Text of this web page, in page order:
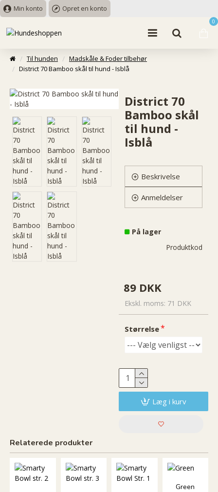
Min konto Opret en konto
0
Til hunden
Madskåle & Foder tilbehør
District 70 Bamboo skål til hund - Isblå
District 70
Bamboo skål
til hund -
Isblå
Beskrivelse
Anmeldelser
89 DKK
Ekskl. moms: 71 DKK
På lager
Produktkode::
Størrelse
Læg i kurv
Relaterede produkter
Green